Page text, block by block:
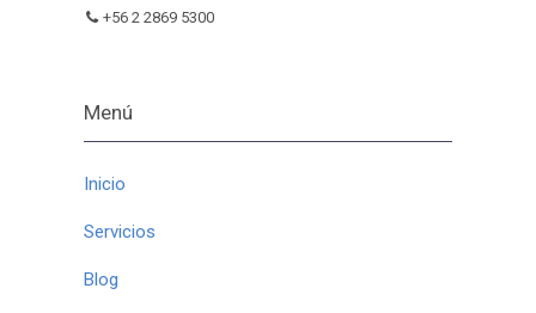
+56 2 2869 5300
Menú
Inicio
Servicios
Blog